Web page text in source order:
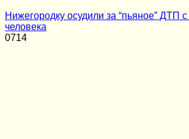
Нижегородку осудили за “пьяное” ДТП
человека
0714